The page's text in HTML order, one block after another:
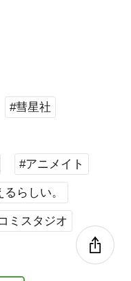
#彗星社
#アニメイト
らしい。
ミスタジオ